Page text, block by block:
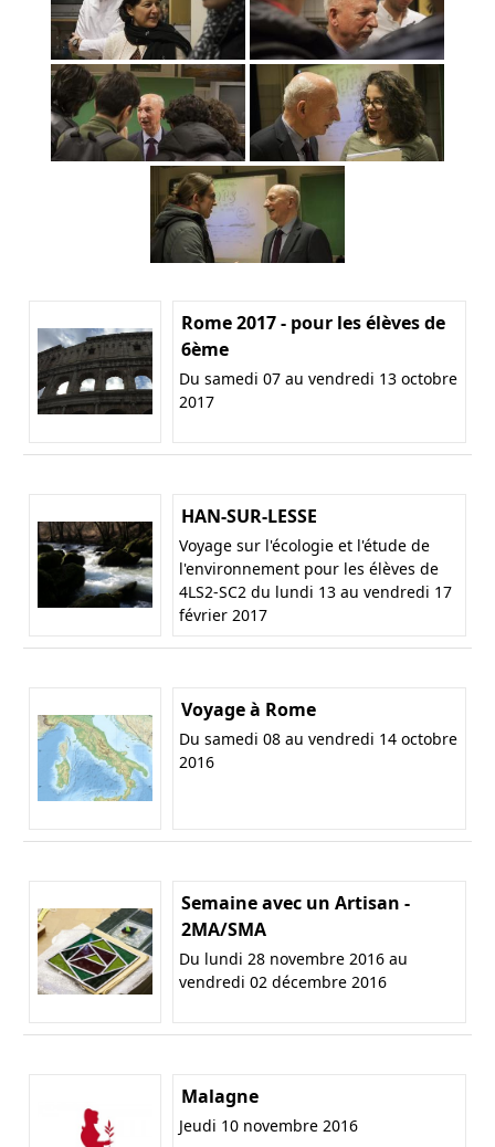
Rome 2017 - pour les élèves de
6ème
Du samedi 07 au vendredi 13 octobre
2017
HAN-SUR-LESSE
Voyage sur l'écologie et l'étude de
l'environnement pour les élèves de
4LS2-SC2 du lundi 13 au vendredi 17
février 2017
Voyage à Rome
Du samedi 08 au vendredi 14 octobre
2016
Semaine avec un Artisan -
2MA/SMA
Du lundi 28 novembre 2016 au
vendredi 02 décembre 2016
Malagne
Jeudi 10 novembre 2016